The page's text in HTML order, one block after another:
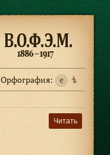
Орфография: e ѣ
Читать